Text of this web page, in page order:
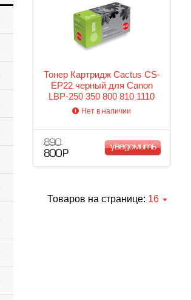
Тонер Картридж Cactus CS-
EP22 черный для Canon
LBP-250 350 800 810 1110
1110SE 1120 (2500стр.)
Нет в наличии
890
800 Р
уведомить
Товаров на странице: 16